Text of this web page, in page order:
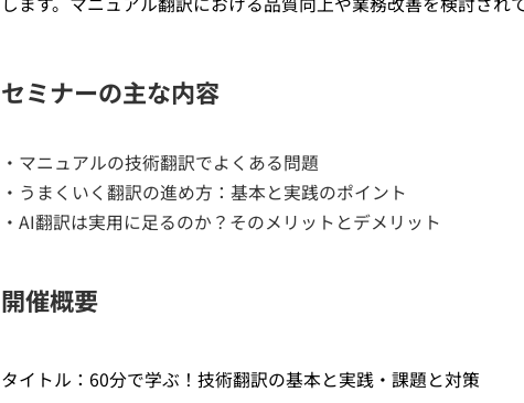
セミナーの主な内容
マニュアルの技術翻訳でよくある問題
うまくいく翻訳の進め方：基本と実践のポイント
AI翻訳は実用に足るのか？そのメリットとデメリット
開催概要
タイトル：60分で学ぶ！技術翻訳の基本と実践・課題と対策